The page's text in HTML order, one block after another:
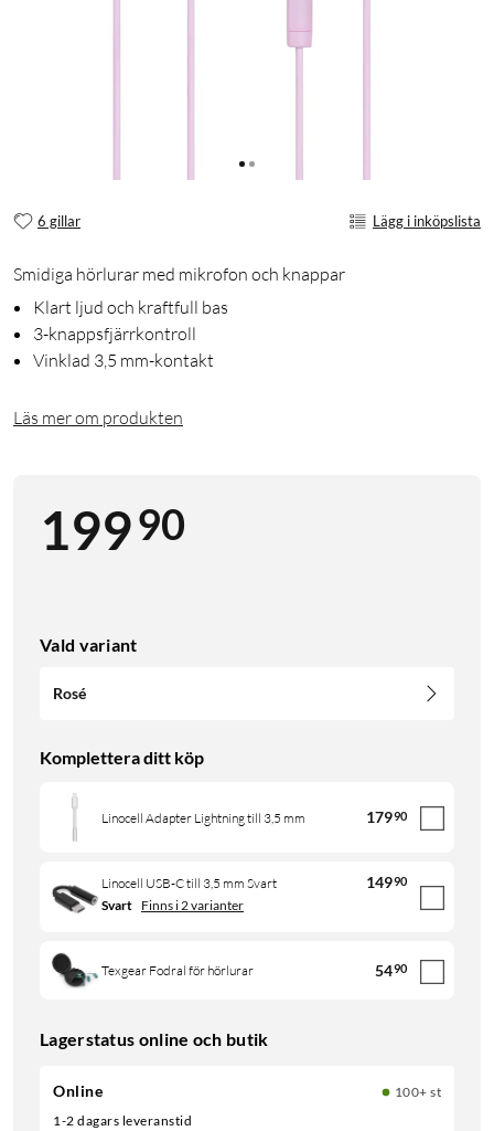
6 gillar Lägg i inköpslista
Smidiga hörlurar med mikrofon och knappar
Klart ljud och kraftfull bas
3-knappsfjärrkontroll
Vinklad 3,5 mm-kontakt
Läs mer om produkten
19990
Vald variant
Rosé
Komplettera ditt köp
Linocell Adapter Lightning till 3,5 mm 17990
Linocell USB-C till 3,5 mm Svart 14990
Svart Finns i 2 varianter
Texgear Fodral för hörlurar 5490
Lagerstatus online och butik
Online
100+ st
1-2 dagars leveranstid